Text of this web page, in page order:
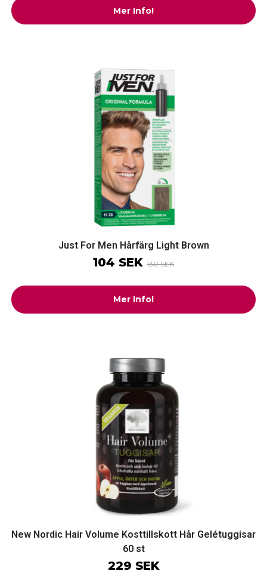
Mer Info!
Just For Men Hårfärg Light Brown
104 SEK 130 SEK
Mer Info!
New Nordic Hair Volume Kosttillskott Hår Gelétuggisar
60 st
229 SEK